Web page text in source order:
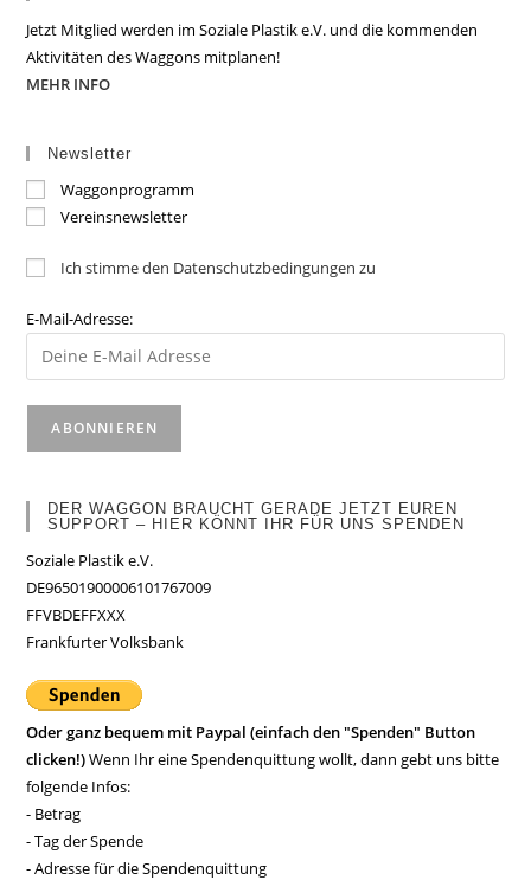
Jetzt Mitglied werden im Soziale Plastik e.V. und die kommenden
Aktivitäten des Waggons mitplanen!
MEHR INFO
Newsletter
Waggonprogramm
Vereinsnewsletter
Ich stimme den Datenschutzbedingungen zu
E-Mail-Adresse:
DER WAGGON BRAUCHT GERADE JETZT EUREN
SUPPORT – HIER KÖNNT IHR FÜR UNS SPENDEN
Soziale Plastik e.V.
DE96501900006101767009
FFVBDEFFXXX
Frankfurter Volksbank
Oder ganz bequem mit Paypal (einfach den "Spenden" Button
clicken!)Wenn Ihr eine Spendenquittung wollt, dann gebt uns bitte
folgende Infos:
- Betrag
- Tag der Spende
- Adresse für die Spendenquittung